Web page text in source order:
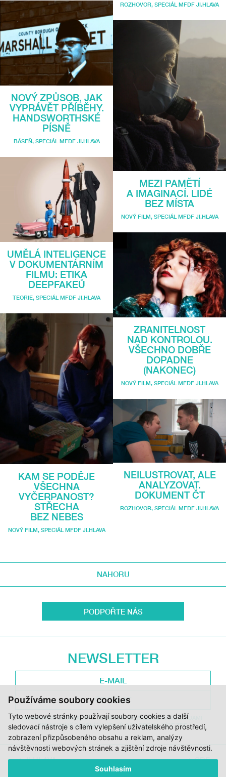
Používáme soubory cookies
Tyto webové stránky používají soubory cookies a další
sledovací nástroje s cílem vylepšení uživatelského prostředí,
zobrazení přizpůsobeného obsahu a reklam, analýzy
návštěvnosti webových stránek a zjištění zdroje návštěvnosti.
Souhlasím
NOVÝ ZPŮSOB, JAK
VYPRÁVĚT PŘÍBĚHY.
HANDSWORTHSKÉ
PÍSNĚ
BÁSEŇ, SPECIÁL MFDF JI.HLAVA
UMĚLÁ INTELIGENCE
V DOKUMENTÁRNÍM
FILMU: ETIKA
DEEPFAKEŮ
TEORIE, SPECIÁL MFDF JI.HLAVA
KAM SE PODĚJE
VŠECHNA
VYČERPANOST?
STŘECHA
BEZ NEBES
NOVÝ FILM, SPECIÁL MFDF JI.HLAVA
ROZHOVOR, SPECIÁL MFDF JI.HLAVA
MEZI PAMĚTÍ
A IMAGINACÍ. LIDÉ
BEZ MÍSTA
NOVÝ FILM, SPECIÁL MFDF JI.HLAVA
ZRANITELNOST
NAD KONTROLOU.
VŠECHNO DOBŘE
DOPADNE
(NAKONEC)
NOVÝ FILM, SPECIÁL MFDF JI.HLAVA
NEILUSTROVAT, ALE
ANALYZOVAT.
DOKUMENT ČT
ROZHOVOR, SPECIÁL MFDF JI.HLAVA
NAHORU
PODPOŘTE NÁS
NEWSLETTER
ODESLAT
ODESLÁNÍM SOUHLASÍM S ODBĚREM NEWSLETTERU A ZÁSADAMI
ZPRACOVÁNÍ OSOBNÍCH ÚDAJŮ DOC.DREAM. VÍCE ZDE.
JI.HLAVA CDF